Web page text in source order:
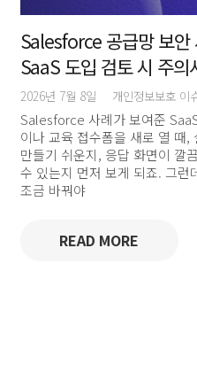
Salesforce 공급망 보안
SaaS 도입 검토 시 주의
2026년 7월 8일 개인정보보호 이
Salesforce 사례가 보여준
이나 교육 접수폼을 새로 열 때,
만들기 쉬운지, 응답 화면이 깔
수 있는지 먼저 보게 되죠. 그런
조금 바꿔야
READ MORE